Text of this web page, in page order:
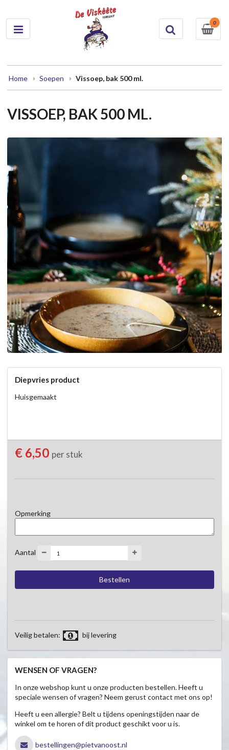
0
Home Soepen Vissoep, bak 500 ml.
VISSOEP, BAK 500 ML.
Diepvries product
Huisgemaakt
€ 6,50 per stuk
Opmerking
Aantal
Veilig betalen: bij levering
WENSEN OF VRAGEN?
In onze webshop kunt u onze producten bestellen. Heeft u
speciale wensen of vragen? Neem gerust contact met ons op!
Heeft u een allergie? Belt u tijdens openingstijden naar de
winkel om te horen of dit product geschikt voor u is.
bestellingen@pietvanoost.nl